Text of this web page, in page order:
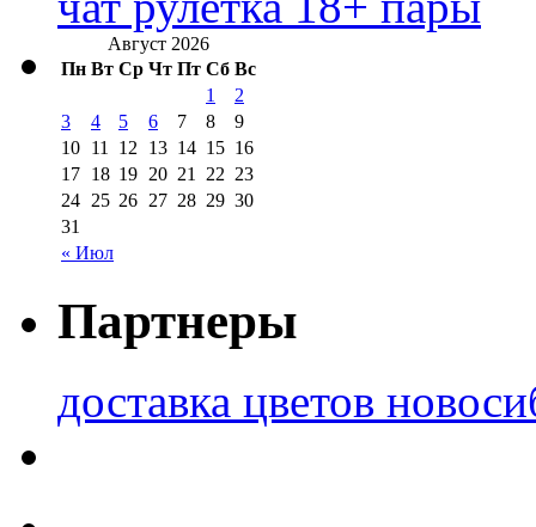
Август 2026
Пн Вт Ср Чт Пт Сб Вс
« Июл
1
2
3
4 5 6 7 8
9
10 11 12 13 14 15 16
17 18 19 20 21 22 23
24 25 26 27 28 29 30
31
Партнеры
доставка цветов